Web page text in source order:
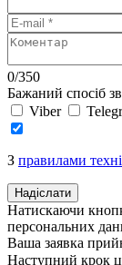
0/350
Бажаний спосіб
Viber
З правилами
Надіслати
Натискаючи
персональних
Ваша заявка
Наступний крок